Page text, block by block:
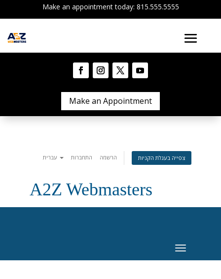
Make an appointment today: 815.555.5555
Make an Appointment
התחברות הרשמה צפייה בעגלת הקניות
A2Z Webmasters
הפעלת
ניווט